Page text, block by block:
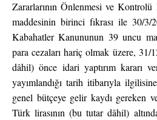
Zararlarının Önlenmesi ve
maddesinin birinci fıkrası ile 30/3/
Kabahatler Kanununun 39 uncu
para cezaları hariç olmak üzere,
dâhil) önce idari yaptırım kararı
yayımlandığı tarih itibarıyla
genel bütçeye gelir kaydı gereken
Türk lirasının (bu tutar dâhil)